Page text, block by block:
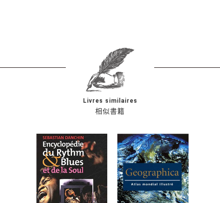
相似書籍
Livres similaires